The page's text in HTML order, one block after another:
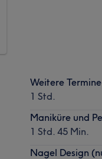
Weitere
1 Std.
Maniküre und
1 Std. 45 Min.
Nagel Design